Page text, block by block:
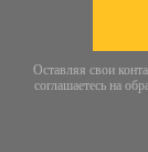
Оставляя свои
соглашаетесь на